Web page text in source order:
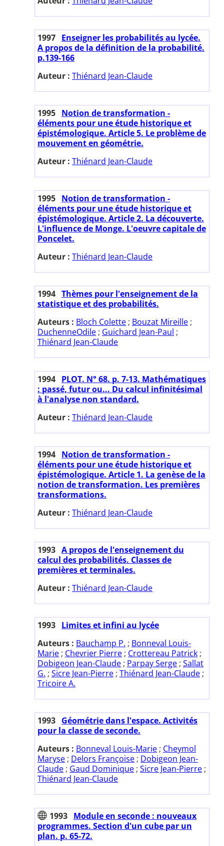
1997 Enseigner les probabilités au lycée.
A propos de la définition de la probabilité.
p.139-166
Auteur : Thiénard Jean-Claude
1995 Notion de transformation -
éléments pour une étude historique et
épistémologique. Article 5. Le problème de
mouvement en géométrie.
Auteur : Thiénard Jean-Claude
1995 Notion de transformation -
éléments pour une étude historique et
épistémologique. Article 2. La découverte.
L'influence de Monge. L'oeuvre capitale de
Poncelet.
Auteur : Thiénard Jean-Claude
1994 Thèmes pour l'enseignement de la
statistique et des probabilités.
Auteurs : Bloch Colette ; Bouzat Mireille ;
DuchenneOdile ; Guichard Jean-Paul ;
Thiénard Jean-Claude
1994 PLOT. N° 68. p. 7-13. Mathématiques
: passé, futur ou... Du calcul infinitésimal
à l'analyse non standard.
Auteur : Thiénard Jean-Claude
1994 Notion de transformation -
éléments pour une étude historique et
épistémologique. Article 1. La genèse de la
notion de transformation. Les premières
transformations.
Auteur : Thiénard Jean-Claude
1993 A propos de l'enseignement du
calcul des probabilités. Classes de
premières et terminales.
Auteur : Thiénard Jean-Claude
1993 Limites et infini au lycée
Auteurs : Bauchamp P. ; Bonneval Louis-
Marie ; Chevrier Pierre ; Crottereau Patrick ;
Dobigeon Jean-Claude ; Parpay Serge ; Sallat
G. ; Sicre Jean-Pierre ; Thiénard Jean-Claude ;
Tricoire A.
1993 Géométrie dans l'espace. Activités
pour la classe de seconde.
Auteurs : Bonneval Louis-Marie ; Cheymol
Maryse ; Delors Françoise ; Dobigeon Jean-
Claude ; Gaud Dominique ; Sicre Jean-Pierre ;
Thiénard Jean-Claude
1993 Module en seconde : nouveaux
programmes. Section d'un cube par un
plan. p. 65-72.